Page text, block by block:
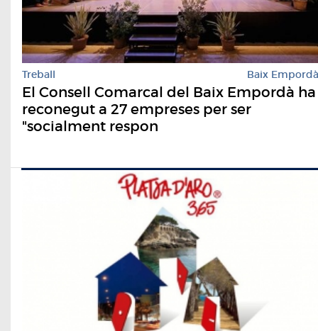
Treball Baix Empordà
El Consell Comarcal del Baix Empordà ha
reconegut a 27 empreses per ser
"socialment respon